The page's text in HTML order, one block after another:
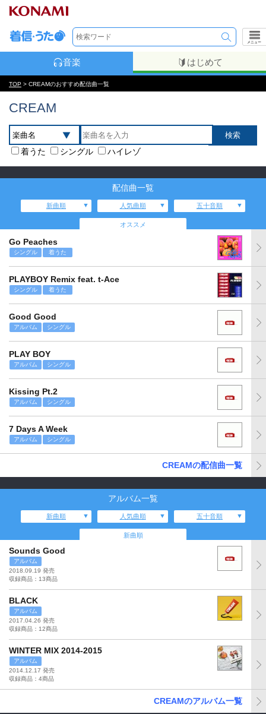
メニュー
音楽 はじめて
TOP > CREAMのおすすめ配信曲一覧
CREAM
着うた シングル ハイレゾ
配信曲一覧
新曲順 人気曲順 五十音順
オススメ
Go Peaches
シングル 着うた
PLAYBOY Remix feat. t-Ace
シングル 着うた
Good Good
アルバム シングル
PLAY BOY
アルバム シングル
Kissing Pt.2
アルバム シングル
7 Days A Week
アルバム シングル
CREAMの配信曲一覧
アルバム一覧
新曲順 人気曲順 五十音順
新曲順
Sounds Good
アルバム
2018.09.19 発売
収録商品：13商品
BLACK
アルバム
2017.04.26 発売
収録商品：12商品
WINTER MIX 2014-2015
アルバム
2014.12.17 発売
収録商品：4商品
CREAMのアルバム一覧